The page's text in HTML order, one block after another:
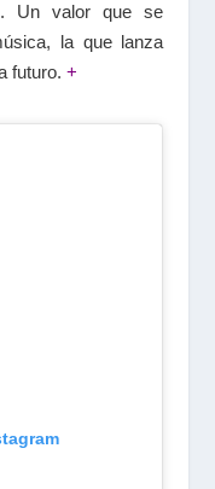
Un valor que se
la que lanza
futuro. +